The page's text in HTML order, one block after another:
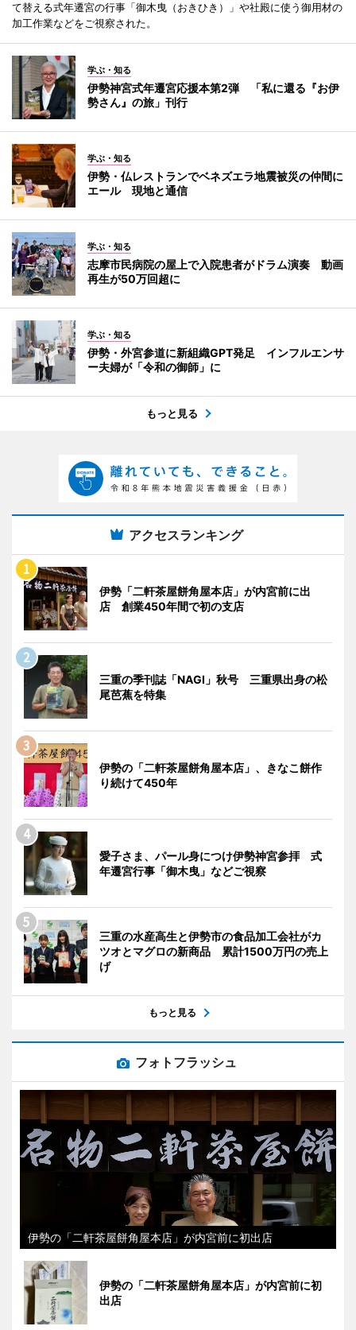
て替える式年遷宮の行事「御木曳（おきひき）」や社殿に使う御用材の
加工作業などをご視察された。
学ぶ・知る
伊勢神宮式年遷宮応援本第2弾 「私に還る『お伊
勢さん』の旅」刊行
学ぶ・知る
伊勢・仏レストランでベネズエラ地震被災の仲間に
エール 現地と通信
学ぶ・知る
志摩市民病院の屋上で入院患者がドラム演奏 動画
再生が50万回超に
学ぶ・知る
伊勢・外宮参道に新組織GPT発足 インフルエンサ
ー夫婦が「令和の御師」に
もっと見る
アクセスランキング
伊勢「二軒茶屋餅角屋本店」が内宮前に出
店 創業450年間で初の支店
三重の季刊誌「NAGI」秋号 三重県出身の松
尾芭蕉を特集
伊勢の「二軒茶屋餅角屋本店」、きなこ餅作
り続けて450年
愛子さま、パール身につけ伊勢神宮参拝 式
年遷宮行事「御木曳」などご視察
三重の水産高生と伊勢市の食品加工会社がカ
ツオとマグロの新商品 累計1500万円の売上
げ
もっと見る
フォトフラッシュ
伊勢の「二軒茶屋餅角屋本店」が内宮前に初出店
伊勢の「二軒茶屋餅角屋本店」が内宮前に初
出店